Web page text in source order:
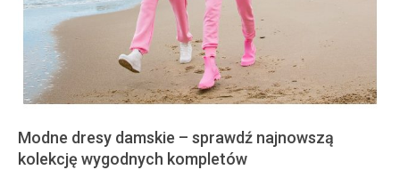
Modne dresy damskie – sprawdź najnowszą
kolekcję wygodnych kompletów